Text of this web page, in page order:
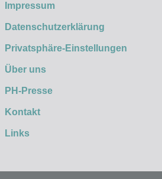
Impressum
Datenschutzerklärung
Privatsphäre-Einstellungen
Über uns
PH-Presse
Kontakt
Links